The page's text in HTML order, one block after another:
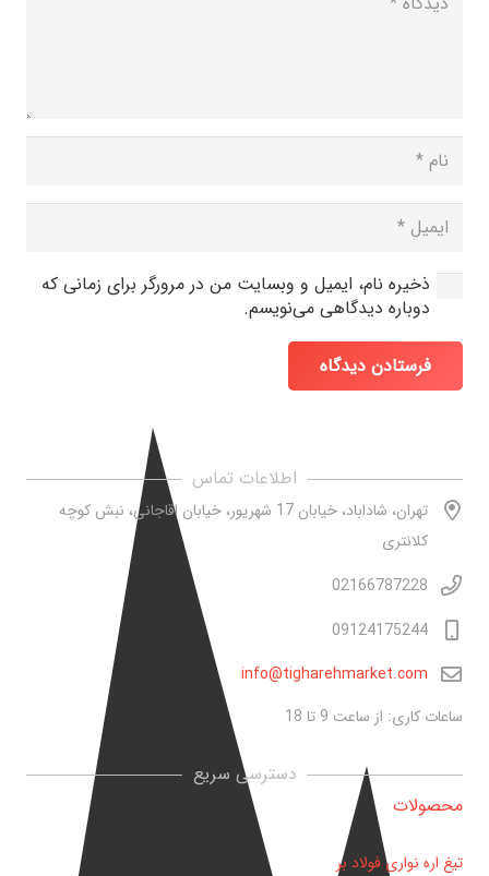
ذخیره نام، ایمیل و وبسایت من در مرورگر برای زمانی که
دوباره دیدگاهی می‌نویسم.
فرستادن دیدگاه
اطلاعات تماس
تهران، شاداباد، خیابان 17 شهریور، خیابان اقاجانی، نبش کوچه
کلانتری
02166787228
09124175244
info@tigharehmarket.com
ساعات کاری: از ساعت 9 تا 18
دسترسی سریع
محصولات
تیغ اره نواری فولاد بر